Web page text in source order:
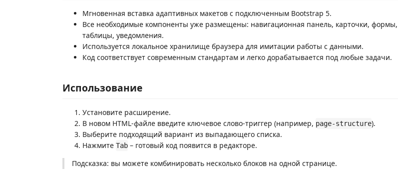
Мгновенная вставка адаптивных макетов с подключенным Bootstrap 5.
Все необходимые компоненты уже размещены: навигационная панель, карточки, формы,
таблицы, уведомления.
Используется локальное хранилище браузера для имитации работы с данными.
Код соответствует современным стандартам и легко дорабатывается под любые задачи.
Использование
Установите расширение.
В новом HTML-файле введите ключевое слово-триггер (например, page-structure).
Выберите подходящий вариант из выпадающего списка.
Нажмите Tab – готовый код появится в редакторе.
Подсказка: вы можете комбинировать несколько блоков на одной странице.